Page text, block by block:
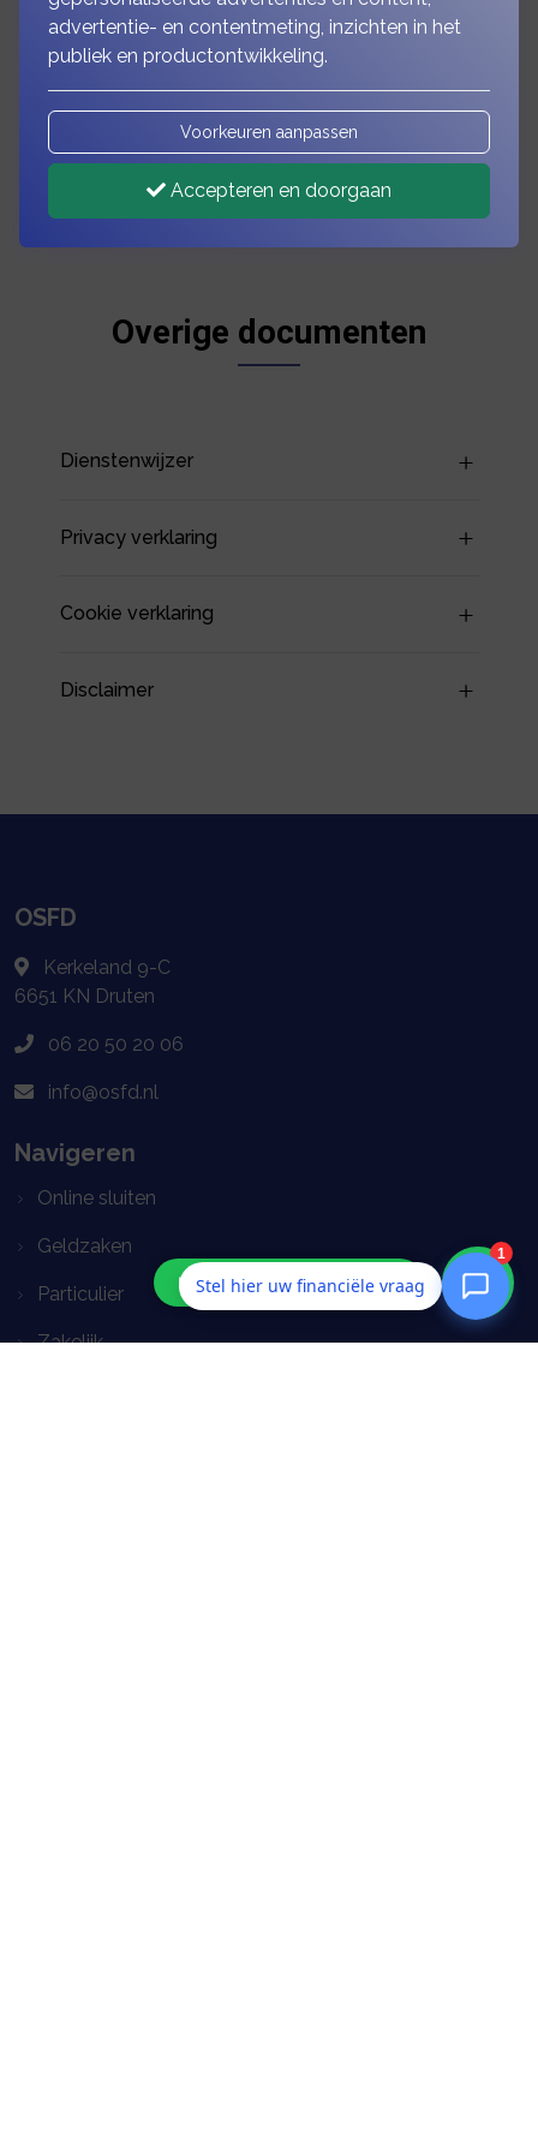
Overige documenten
Dienstenwijzer
Privacy verklaring
Cookie verklaring
Disclaimer
OSFD
Kerkeland 9-C
6651 KN Druten
06 20 50 20 06
info@osfd.nl
Navigeren
Online sluiten
Geldzaken
Particulier
Zakelijk
advertentie- en contentmeting, inzichten in het
publiek en productontwikkeling.
Voorkeuren aanpassen
Accepteren en doorgaan
Stel hier uw financiële vraag